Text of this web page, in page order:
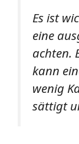
Es ist
eine
achten.
kann
wenig
sättigt